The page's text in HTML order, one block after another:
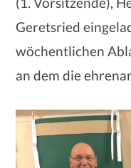
Geretsried
wöchentlichen
an dem die